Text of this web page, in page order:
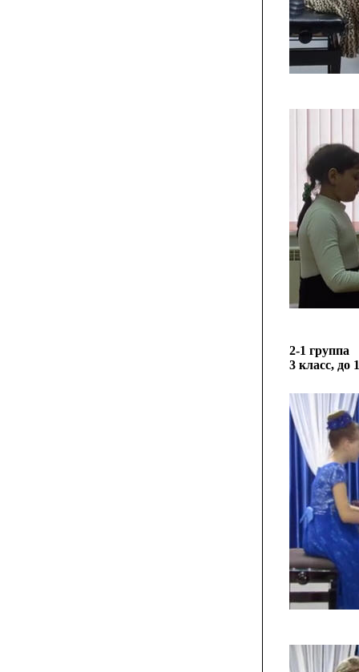
2-1 группа
3 класс, до